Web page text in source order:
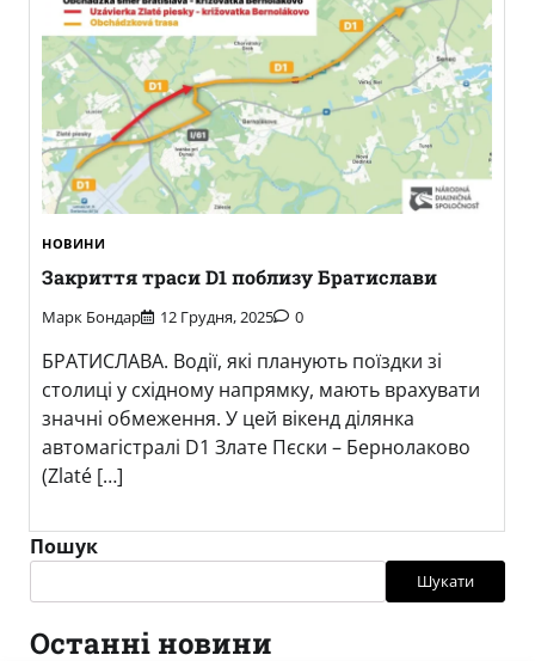
НОВИНИ
Закриття траси D1 поблизу Братислави
Марк Бондар 12 Грудня, 2025 0
БРАТИСЛАВА. Водії, які планують поїздки зі
столиці у східному напрямку, мають врахувати
значні обмеження. У цей вікенд ділянка
автомагістралі D1 Злате Пєски – Бернолаково
(Zlaté […]
Пошук
Шукати
Останні новини